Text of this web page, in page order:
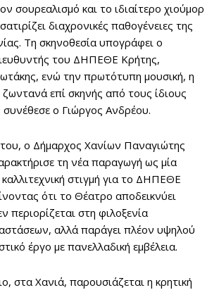
σουρεαλισμό και το ιδιαίτερο χιούμορ
διαχρονικές παθογένειες της
Τη σκηνοθεσία υπογράφει ο
του ΔΗΠΕΘΕ Κρήτης,
ενώ την πρωτότυπη μουσική, η
ζωντανά επί σκηνής από τους ίδιους
ο Γιώργος Ανδρέου.
ο Δήμαρχος Χανίων Παναγιώτης
τη νέα παραγωγή ως μία
στιγμή για το ΔΗΠΕΘΕ
ότι το Θέατρο αποδεικνύει
περιορίζεται στη φιλοξενία
αλλά παράγει πλέον υψηλού
έργο με πανελλαδική εμβέλεια.
στα Χανιά, παρουσιάζεται η κρητική